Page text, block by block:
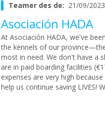
Teamer des de: 21/09/2023
Asociación HADA
At Asociación HADA, we've
the kennels of our
most in need. We don't have a
are in paid boarding facilities
expenses are very high
help us continue saving LIVES!